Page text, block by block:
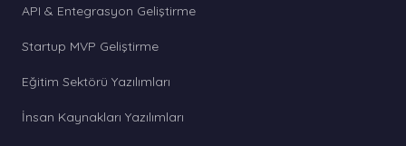
API & Entegrasyon Geliştirme
Startup MVP Geliştirme
Eğitim Sektörü Yazılımları
İnsan Kaynakları Yazılımları